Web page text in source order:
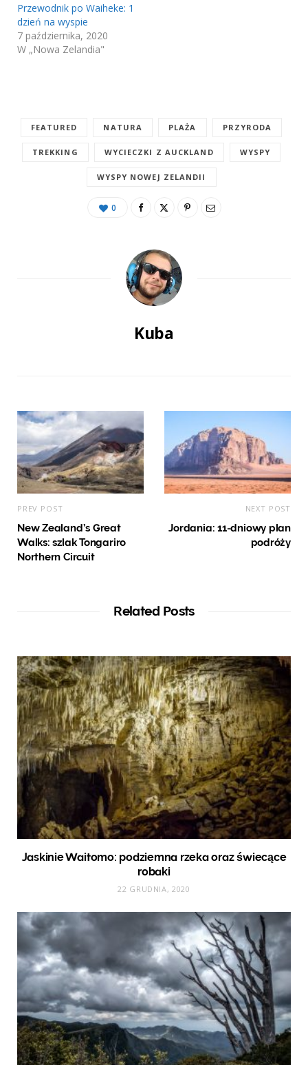
Przewodnik po Waiheke: 1
dzień na wyspie
7 października, 2020
W „Nowa Zelandia"
FEATURED NATURA PLAŻA PRZYRODA
TREKKING WYCIECZKI Z AUCKLAND WYSPY
WYSPY NOWEJ ZELANDII
0
Kuba
PREV POST
New Zealand’s Great
Walks: szlak Tongariro
Northern Circuit
NEXT POST
Jordania: 11-dniowy plan
podróży
Related Posts
Jaskinie Waitomo: podziemna rzeka oraz świecące
robaki
22 GRUDNIA, 2020